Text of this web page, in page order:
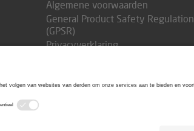
Algemene voorwaarden
General Product Safety Regulation
(GPSR)
Privacyverklaring